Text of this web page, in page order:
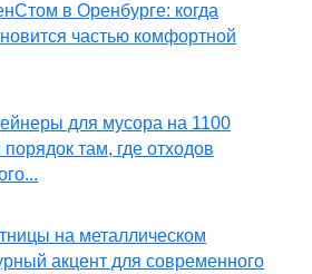
в Оренбурге: когда
частью комфортной
для мусора на 1100
там, где отходов
на металлическом
акцент для современного